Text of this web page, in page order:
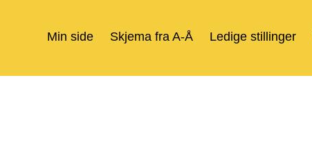
Min side Skjema fra A-Å Ledige stillinger